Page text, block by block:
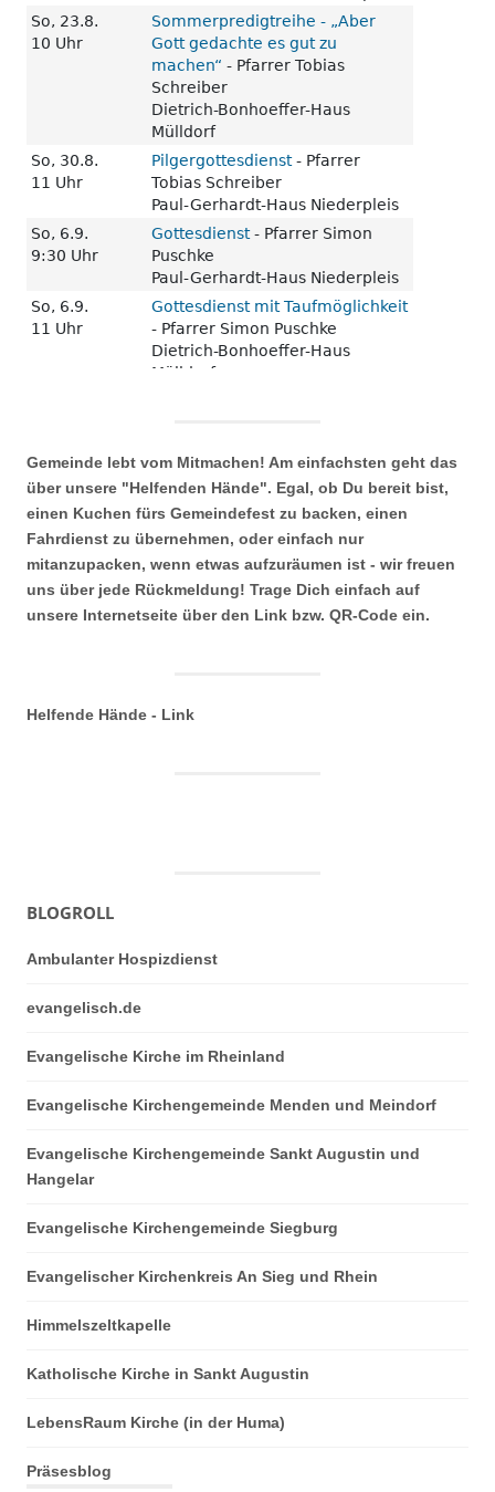
Gemeinde lebt vom Mitmachen! Am einfachsten geht das
über unsere "Helfenden Hände". Egal, ob Du bereit bist,
einen Kuchen fürs Gemeindefest zu backen, einen
Fahrdienst zu übernehmen, oder einfach nur
mitanzupacken, wenn etwas aufzuräumen ist - wir freuen
uns über jede Rückmeldung! Trage Dich einfach auf
unsere Internetseite über den Link bzw. QR-Code ein.
Helfende Hände - Link
BLOGROLL
Ambulanter Hospizdienst
evangelisch.de
Evangelische Kirche im Rheinland
Evangelische Kirchengemeinde Menden und Meindorf
Evangelische Kirchengemeinde Sankt Augustin und
Hangelar
Evangelische Kirchengemeinde Siegburg
Evangelischer Kirchenkreis An Sieg und Rhein
Himmelszeltkapelle
Katholische Kirche in Sankt Augustin
LebensRaum Kirche (in der Huma)
Präsesblog